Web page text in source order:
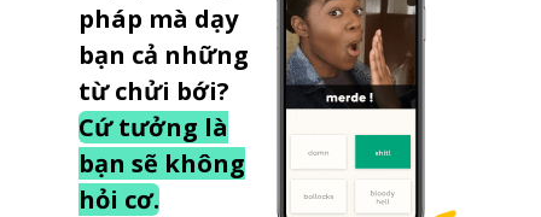
pháp mà dạy
bạn cả những
từ chửi bới?
Cứ tưởng là
bạn sẽ không
hỏi cơ.